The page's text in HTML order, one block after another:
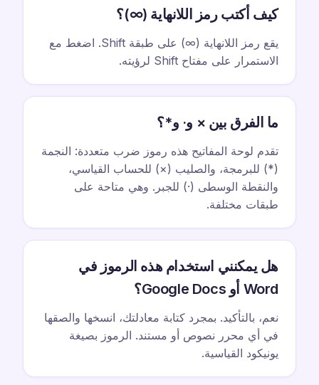
كيف أكتب رمز اللانهاية (∞)؟
يقع رمز اللانهاية (∞) على طبقة Shift. اضغط مع
الاستمرار على مفتاح Shift لرؤيته.
ما الفرق بين × و· و*؟
تقدم لوحة المفاتيح هذه رموز ضرب متعددة: النجمة
(*) للبرمجة، والصليب (×) للحساب القياسي،
والنقطة الوسطى (·) للجبر. وهي متاحة على
طبقات مختلفة.
هل يمكنني استخدام هذه الرموز في
Word أو Google Docs؟
نعم، بالتأكيد. بمجرد كتابة معادلتك، انسخها والصقها
في أي محرر نصوص أو مستند. الرموز بصيغة
يونيكود القياسية.